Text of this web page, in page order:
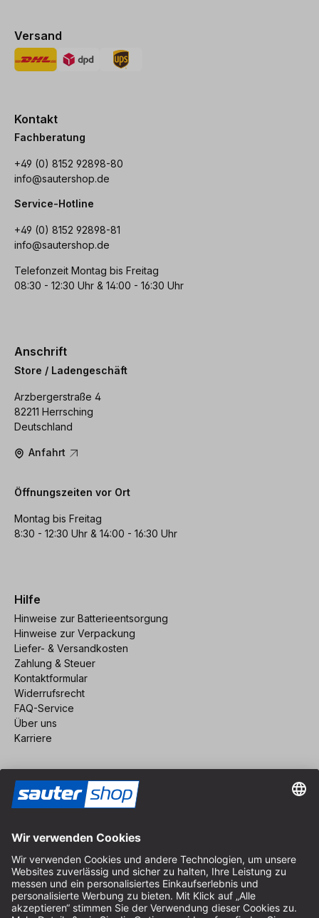
Versand
Kontakt
Fachberatung
+49 (0) 8152 92898-80
info@sautershop.de
Service-Hotline
+49 (0) 8152 92898-81
info@sautershop.de
Telefonzeit Montag bis Freitag
08:30 - 12:30 Uhr & 14:00 - 16:30 Uhr
Anschrift
Store / Ladengeschäft
Arzbergerstraße 4
82211 Herrsching
Deutschland
Anfahrt
Öffnungszeiten vor Ort
Montag bis Freitag
8:30 - 12:30 Uhr & 14:00 - 16:30 Uhr
Hilfe
Hinweise zur Batterieentsorgung
Hinweise zur Verpackung
Liefer- & Versandkosten
Zahlung & Steuer
Kontaktformular
Widerrufsrecht
FAQ-Service
Über uns
Karriere
Impressum
AGB
Datenschutz